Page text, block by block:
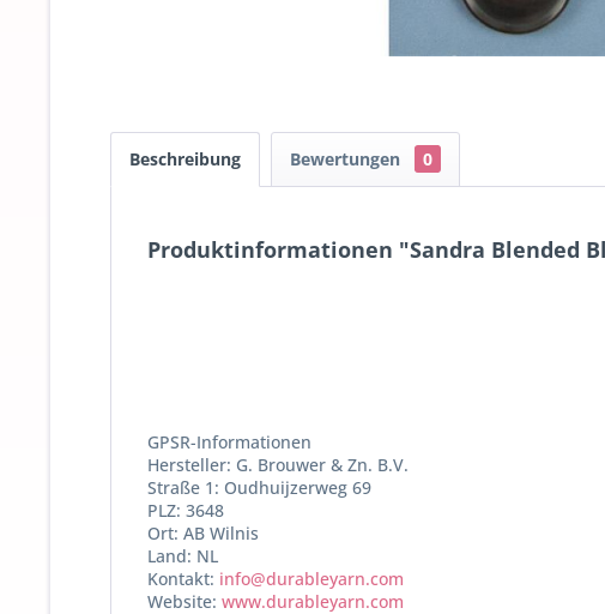
Beschreibung Bewertungen 0
Produktinformationen "Sandra Blended
GPSR-Informationen
Hersteller: G. Brouwer & Zn. B.V.
Straße 1: Oudhuijzerweg 69
PLZ: 3648
Ort: AB Wilnis
Land: NL
Kontakt: info@durableyarn.com
Website: www.durableyarn.com